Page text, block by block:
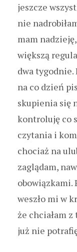
jeszcze
nie
mam
większą
dwa
na co dzień
skupienia się
kontroluję co
czytania i
chociaż na
zaglądam,
obowiązkami.
weszło mi w
że chciałam
już nie